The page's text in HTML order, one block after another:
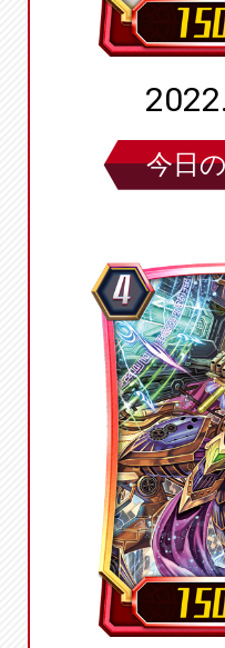
今日